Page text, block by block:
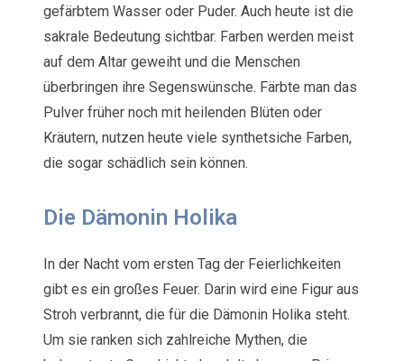
gefärbtem Wasser oder Puder. Auch heute ist die
sakrale Bedeutung sichtbar. Farben werden meist
auf dem Altar geweiht und die Menschen
überbringen ihre Segenswünsche. Färbte man das
Pulver früher noch mit heilenden Blüten oder
Kräutern, nutzen heute viele synthetsiche Farben,
die sogar schädlich sein können.
Die Dämonin Holika
In der Nacht vom ersten Tag der Feierlichkeiten
gibt es ein großes Feuer. Darin wird eine Figur aus
Stroh verbrannt, die für die Dämonin Holika steht.
Um sie ranken sich zahlreiche Mythen, die